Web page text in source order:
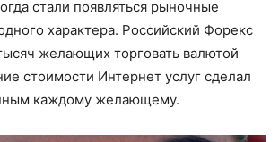
стали появляться рыночные
характера. Российский Форекс
желающих торговать валютой
стоимости Интернет услуг сделал
каждому желающему.